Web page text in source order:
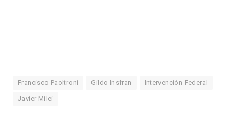
Francisco Paoltroni Gildo Insfran Intervención Federal
Javier Milei